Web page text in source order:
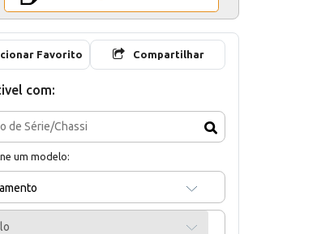
Favorito Compartilhar
com:
um modelo: